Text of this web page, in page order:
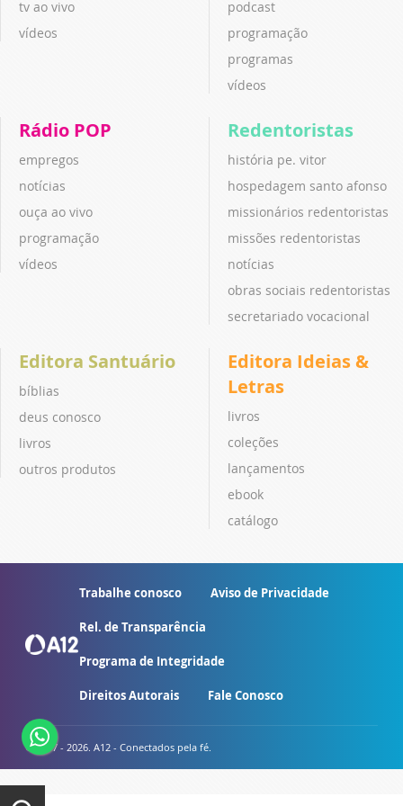
tv ao vivo
vídeos
podcast
programação
programas
vídeos
Rádio POP
empregos
notícias
ouça ao vivo
programação
vídeos
Redentoristas
história pe. vitor
hospedagem santo afonso
missionários redentoristas
missões redentoristas
notícias
obras sociais redentoristas
secretariado vocacional
Editora Santuário
bíblias
deus conosco
livros
outros produtos
Editora Ideias &
Letras
livros
coleções
lançamentos
ebook
catálogo
Trabalhe conosco Aviso de Privacidade
Rel. de Transparência
Programa de Integridade
Direitos Autorais Fale Conosco
© 2007 - 2026. A12 - Conectados pela fé.